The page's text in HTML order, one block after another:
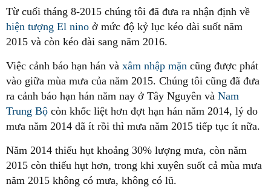
Từ cuối tháng 8-2015 chúng tôi đã đưa ra nhận định về
hiện tượng El nino ở mức độ kỷ lục kéo dài suốt năm
2015 và còn kéo dài sang năm 2016.
Việc cảnh báo hạn hán và xâm nhập mặn cũng được phát
vào giữa mùa mưa của năm 2015. Chúng tôi cũng đã đưa
ra cảnh báo hạn hán năm nay ở Tây Nguyên và Nam
Trung Bộ còn khốc liệt hơn đợt hạn hán năm 2014, lý do
mưa năm 2014 đã ít rồi thì mưa năm 2015 tiếp tục ít nữa.
Năm 2014 thiếu hụt khoảng 30% lượng mưa, còn năm
2015 còn thiếu hụt hơn, trong khi xuyên suốt cả mùa mưa
năm 2015 không có mưa, không có lũ.